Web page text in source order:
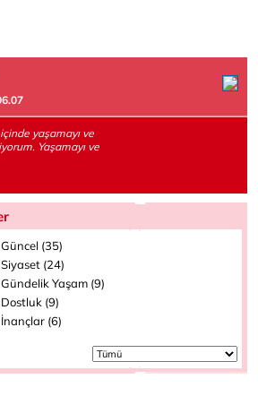
yaşamayı ve
Yaşamayı ve
Güncel (35)
Siyaset (24)
Gündelik Yaşam (9)
Dostluk (9)
İnançlar (6)